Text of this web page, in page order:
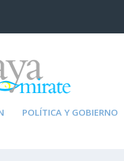
POLÍTICA Y GOBIERNO